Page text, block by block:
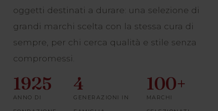
oggetti destinati a durare: una selezione di
grandi marchi scelta con la stessa cura di
sempre, per chi cerca qualità e stile senza
compromessi.
1925
ANNO DI
4
GENERAZIONI IN
100+
MARCHI